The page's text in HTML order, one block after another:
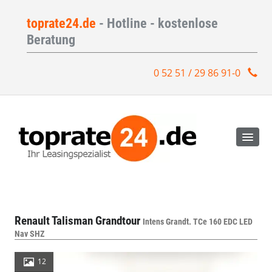
toprate24.de - Hotline - kostenlose
Beratung
0 52 51 / 29 86 91-0
Renault Talisman Grandtour Intens Grandt. TCe 160 EDC LED
Nav SHZ
12